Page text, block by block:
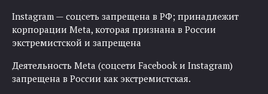
Instagram — соцсеть запрещена в РФ; принадлежит
корпорации Meta, которая признана в России
экстремистской и запрещена
Деятельность Meta (соцсети Facebook и Instagram)
запрещена в России как экстремистская.